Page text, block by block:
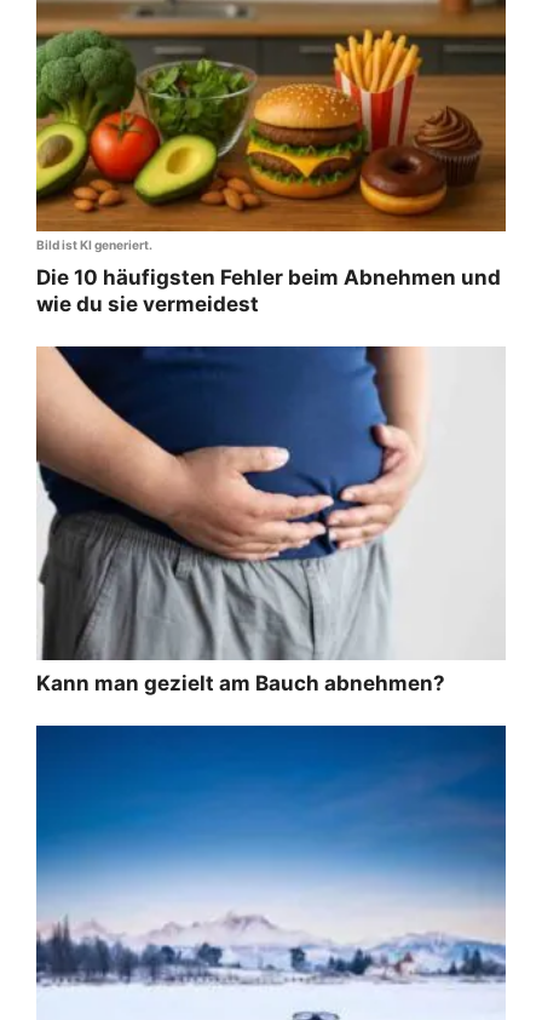
Bild ist KI generiert.
Die 10 häufigsten Fehler beim Abnehmen und
wie du sie vermeidest
Kann man gezielt am Bauch abnehmen?